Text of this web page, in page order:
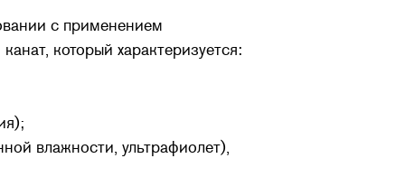
с применением
который характеризуется:
влажности, ультрафиолет),